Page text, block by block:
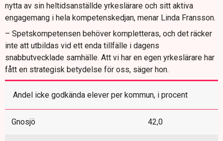
nytta av sin heltidsanställde yrkeslärare och sitt aktiva
engagemang i hela kompetenskedjan, menar Linda Fransson.
– Spetskompetensen behöver kompletteras, och det räcker
inte att utbildas vid ett enda tillfälle i dagens
snabbutvecklade samhälle. Att vi har en egen yrkeslärare har
fått en strategisk betydelse för oss, säger hon.
Andel icke godkända elever per kommun, i procent
Gnosjö 42,0